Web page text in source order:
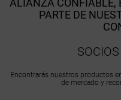
ALIANZA CONFIABLE,
PARTE DE
Encontrarás nuestros productos
de mercado y